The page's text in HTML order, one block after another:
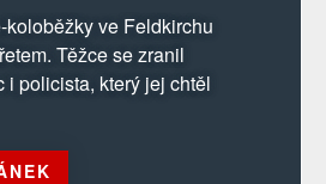
ve Feldkirchu
Těžce se zranil
i policista, který jej chtěl